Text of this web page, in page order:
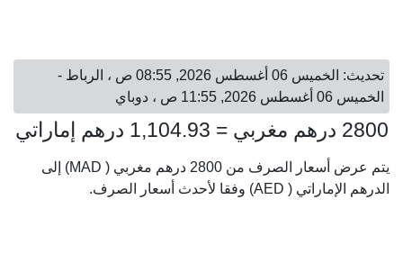
تحديث: الخميس 06 أغسطس 2026, 08:55 ص ، الرباط -
الخميس 06 أغسطس 2026, 11:55 ص ، دوباي
2800 درهم مغربي = 1,104.93 درهم إماراتي
يتم عرض أسعار الصرف من 2800 درهم مغربي ( MAD) إلى
الدرهم الإماراتي ( AED) وفقا لأحدث أسعار الصرف.